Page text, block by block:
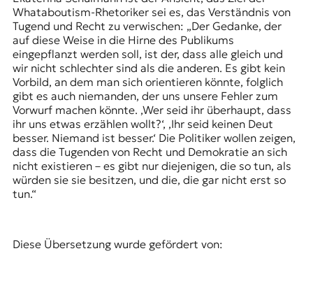
Whataboutism-Rhetoriker sei es, das Verständnis von
Tugend und Recht zu verwischen: „Der Gedanke, der
auf diese Weise in die Hirne des Publikums
eingepflanzt werden soll, ist der, dass alle gleich und
wir nicht schlechter sind als die anderen. Es gibt kein
Vorbild, an dem man sich orientieren könnte, folglich
gibt es auch niemanden, der uns unsere Fehler zum
Vorwurf machen könnte. ‚Wer seid ihr überhaupt, dass
ihr uns etwas erzählen wollt?‘, ‚Ihr seid keinen Deut
besser. Niemand ist besser.‘ Die Politiker wollen zeigen,
dass die Tugenden von Recht und Demokratie an sich
nicht existieren – es gibt nur diejenigen, die so tun, als
würden sie sie besitzen, und die, die gar nicht erst so
tun.“
Diese Übersetzung wurde gefördert von: